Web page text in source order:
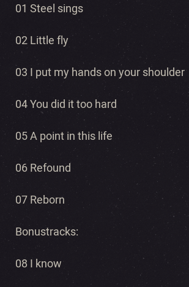
01 Steel sings
02 Little fly
03 I put my hands on your shoulder
04 You did it too hard
05 A point in this life
06 Refound
07 Reborn
Bonustracks:
08 I know